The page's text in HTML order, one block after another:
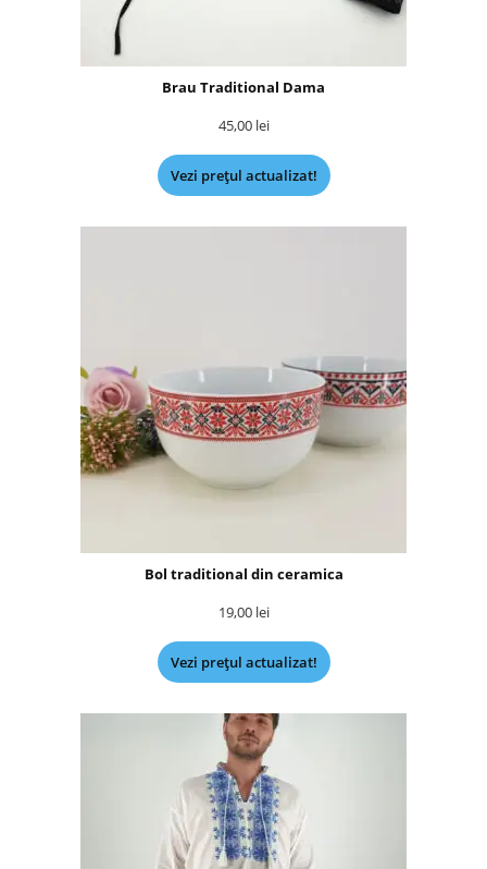
Brau Traditional Dama
45,00 lei
Vezi prețul actualizat!
Bol traditional din ceramica
19,00 lei
Vezi prețul actualizat!